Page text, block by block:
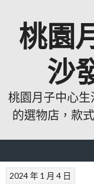
桃園
沙
桃園月子中心
的選物店，款
2024 年 1 月 4 日